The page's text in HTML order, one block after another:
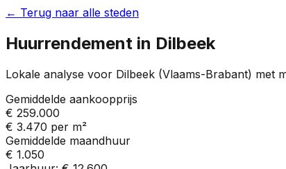
← Terug naar alle steden
Huurrendement in Dilbeek
Lokale analyse voor Dilbeek (Vlaams-Brabant) met
Gemiddelde aankoopprijs
€ 259.000
€ 3.470 per m²
Gemiddelde maandhuur
€ 1.050